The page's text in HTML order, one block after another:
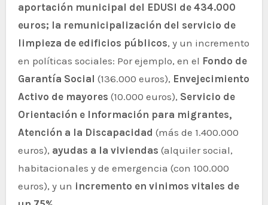
aportación municipal del EDUSI de 434.000
euros; la remunicipalización del servicio de
limpieza de edificios públicos, y un incremento
en políticas sociales: Por ejemplo, en el Fondo de
Garantía Social (136.000 euros), Envejecimiento
Activo de mayores (10.000 euros), Servicio de
Orientación e Información para migrantes,
Atención a la Discapacidad (más de 1.400.000
euros), ayudas a la viviendas (alquiler social,
habitacionales y de emergencia (con 100.000
euros), y un incremento en vinimos vitales de